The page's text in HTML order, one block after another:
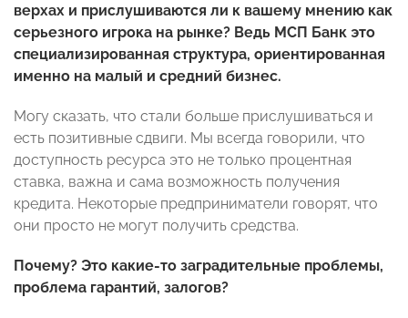
верхах и прислушиваются ли к вашему мнению как
серьезного игрока на рынке? Ведь МСП Банк это
специализированная структура, ориентированная
именно на малый и средний бизнес.
Могу сказать, что стали больше прислушиваться и
есть позитивные сдвиги. Мы всегда говорили, что
доступность ресурса это не только процентная
ставка, важна и сама возможность получения
кредита. Некоторые предприниматели говорят, что
они просто не могут получить средства.
Почему? Это какие-то заградительные проблемы,
проблема гарантий, залогов?